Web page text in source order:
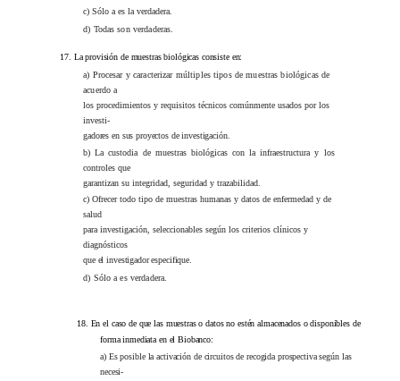
c) Sólo a es la verdadera.
d) Todas son verdaderas.
17. La provisión de muestras biológicas consiste en:
a) Procesar y caracterizar múltiples tipos de muestras biológicas de
acuerdo a
los procedimientos y requisitos técnicos comúnmente usados por los
investi-
gadores en sus proyectos de investigación.
b) La custodia de muestras biológicas con la infraestructura y los
controles que
garantizan su integridad, seguridad y trazabilidad.
c) Ofrecer todo tipo de muestras humanas y datos de enfermedad y de
salud
para investigación, seleccionables según los criterios clínicos y
diagnósticos
que el investigador especifique.
d) Sólo a es verdadera.
18. En el caso de que las muestras o datos no estén almacenados o disponibles de
forma inmediata en el Biobanco:
a) Es posible la activación de circuitos de recogida prospectiva según las
necesi-